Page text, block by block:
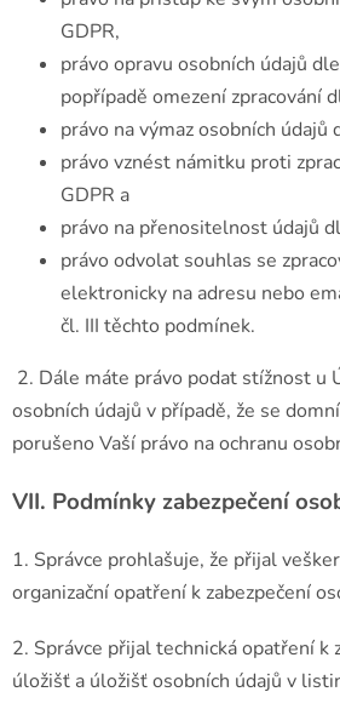
GDPR,
právo opravu osobních údajů
popřípadě omezení zpracování
právo na výmaz osobních údajů
právo vznést námitku proti
GDPR a
právo na přenositelnost údajů
právo odvolat souhlas se
elektronicky na adresu nebo
čl. III těchto podmínek.
2. Dále máte právo podat stížnost u
osobních údajů v případě, že se
porušeno Vaší právo na ochranu
VII. Podmínky zabezpečení
1. Správce prohlašuje, že přijal
organizační opatření k zabezpečení
2. Správce přijal technická opatření k
úložišť a úložišť osobních údajů v